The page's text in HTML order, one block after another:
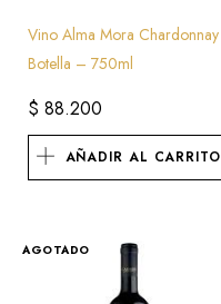
Vino Alma Mora Chardonnay
Botella – 750ml
$ 88.200
AÑADIR AL CARRITO
AGOTADO